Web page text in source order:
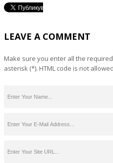
LEAVE A COMMENT
Make sure you enter all the
asterisk (*). HTML code is not